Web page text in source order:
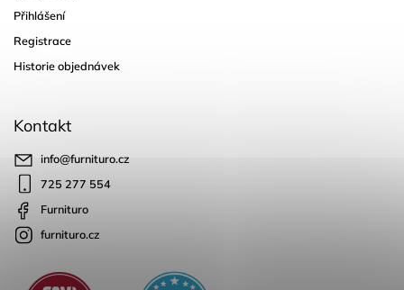
Přihlášení
Registrace
Historie objednávek
Kontakt
info@furnituro.cz
725 277 554
Furnituro
furnituro.cz